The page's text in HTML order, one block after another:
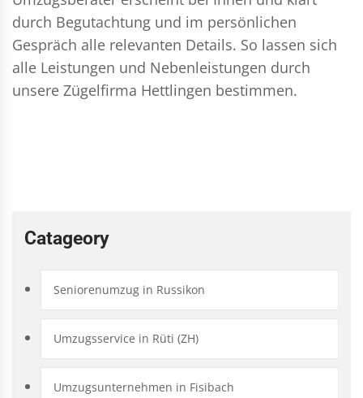
durch Begutachtung und im persönlichen
Gespräch alle relevanten Details. So lassen sich
alle Leistungen und Nebenleistungen durch
unsere Zügelfirma Hettlingen bestimmen.
Catageory
Seniorenumzug in Russikon
Umzugsservice in Rüti (ZH)
Umzugsunternehmen in Fisibach